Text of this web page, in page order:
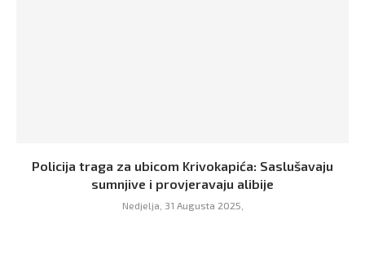
Policija traga za ubicom Krivokapića: Saslušavaju
sumnjive i provjeravaju alibije
Nedjelja, 31 Augusta 2025,